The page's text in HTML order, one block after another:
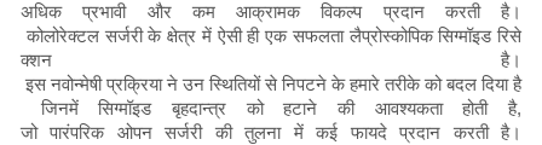
अधिक प्रभावी और कम आक्रामक विकल्प प्रदान करती है।
कोलोरेक्टल सर्जरी के क्षेत्र में ऐसी ही एक सफलता लैप्रोस्कोपिक सिग्मॉइड रिसे
क्शन है।
इस नवोन्मेषी प्रक्रिया ने उन स्थितियों से निपटने के हमारे तरीके को बदल दिया है
जिनमें सिग्मॉइड बृहदान्त्र को हटाने की आवश्यकता होती है,
जो पारंपरिक ओपन सर्जरी की तुलना में कई फायदे प्रदान करती है।